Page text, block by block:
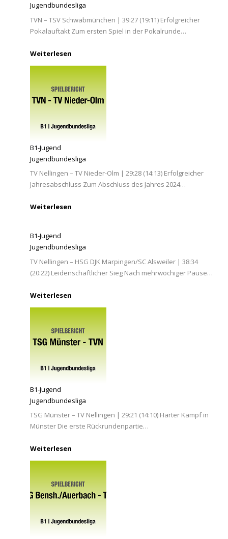
Jugendbundesliga
TVN – TSV Schwabmünchen | 39:27 (19:11) Erfolgreicher
Pokalauftakt Zum ersten Spiel in der Pokalrunde…
Weiterlesen
B1-Jugend
Jugendbundesliga
TV Nellingen – TV Nieder-Olm | 29:28 (14:13) Erfolgreicher
Jahresabschluss Zum Abschluss des Jahres 2024…
Weiterlesen
B1-Jugend
Jugendbundesliga
TV Nellingen – HSG DJK Marpingen/SC Alsweiler | 38:34
(20:22) Leidenschaftlicher Sieg Nach mehrwöchiger Pause…
Weiterlesen
B1-Jugend
Jugendbundesliga
TSG Münster – TV Nellingen | 29:21 (14:10) Harter Kampf in
Münster Die erste Rückrundenpartie…
Weiterlesen